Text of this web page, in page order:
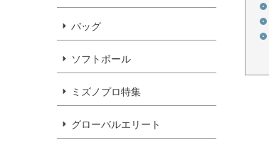
バッグ
ソフトボール
ミズノプロ特集
グローバルエリート